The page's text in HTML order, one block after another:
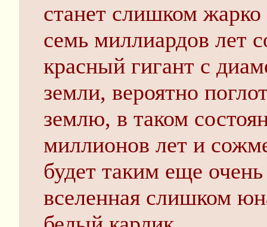
станет слишком
семь миллиардов лет
красный гигант с
земли, вероятно
землю, в таком
миллионов лет и
будет таким еще
вселенная слишком